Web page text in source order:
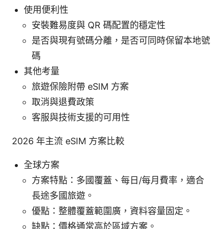
使用便利性
安裝難易度與 QR 碼配置的穩定性
是否與現有號碼分離，是否可同時保留本地號
碼
其他考量
旅遊保險附帶 eSIM 方案
取消與退費政策
客服與技術支援的可用性
2026 年主流 eSIM 方案比較
全球方案
方案特點：多國覆蓋、每日/每月費率，適合
長途多國旅遊。
優點：整體覆蓋範圍廣，資料容量固定。
缺點：價格通常高於區域方案。